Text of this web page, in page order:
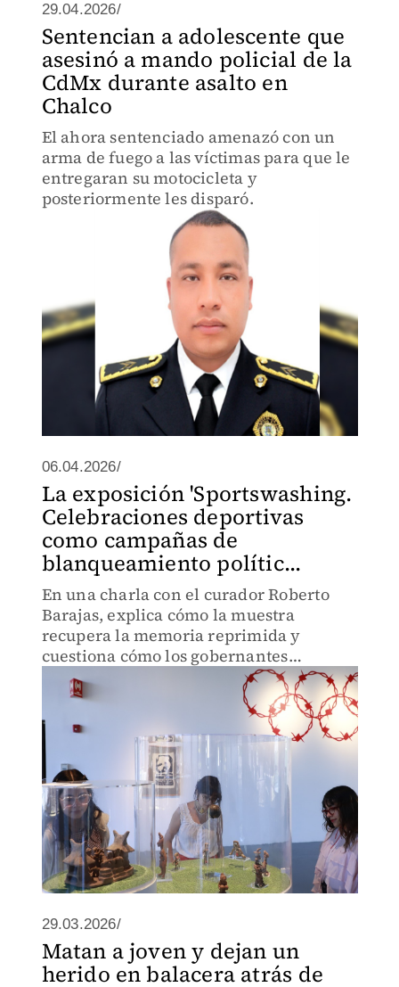
29.04.2026/
Sentencian a adolescente que
asesinó a mando policial de la
CdMx durante asalto en
Chalco
El ahora sentenciado amenazó con un
arma de fuego a las víctimas para que le
entregaran su motocicleta y
posteriormente les disparó.
06.04.2026/
La exposición 'Sportswashing.
Celebraciones deportivas
como campañas de
blanqueamiento polític...
En una charla con el curador Roberto
Barajas, explica cómo la muestra
recupera la memoria reprimida y
cuestiona cómo los gobernantes
convierten estadios en altares de
legitimación política
29.03.2026/
Matan a joven y dejan un
herido en balacera atrás de